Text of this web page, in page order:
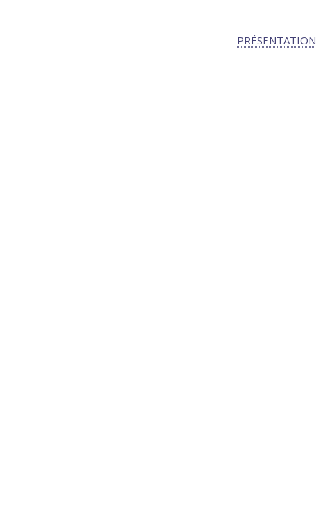
PRÉSENTATION